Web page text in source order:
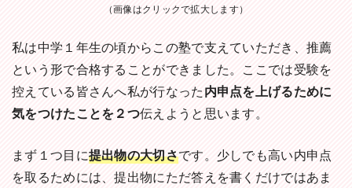
（画像はクリックで拡大します）
私は中学１年生の頃からこの塾で支えていただき、推薦
という形で合格することができました。ここでは受験を
控えている皆さんへ私が行なった内申点を上げるために
気をつけたことを２つ伝えようと思います。
まず１つ目に提出物の大切さです。少しでも高い内申点
を取るためには、提出物にただ答えを書くだけではあま